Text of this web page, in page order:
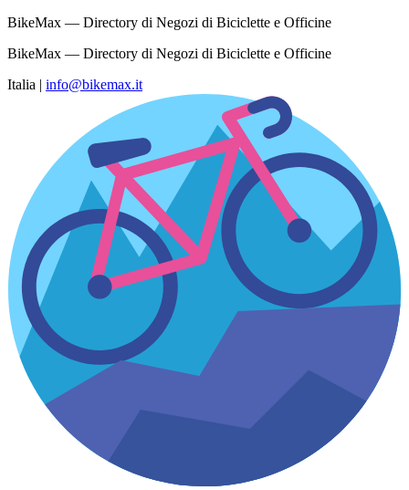
BikeMax — Directory di Negozi di Biciclette e Officine
BikeMax — Directory di Negozi di Biciclette e Officine
Italia | info@bikemax.it